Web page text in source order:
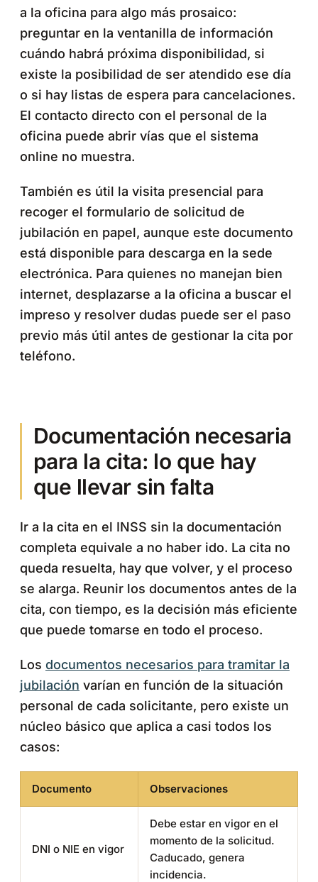
a la oficina para algo más prosaico:
preguntar en la ventanilla de información
cuándo habrá próxima disponibilidad, si
existe la posibilidad de ser atendido ese día
o si hay listas de espera para cancelaciones.
El contacto directo con el personal de la
oficina puede abrir vías que el sistema
online no muestra.
También es útil la visita presencial para
recoger el formulario de solicitud de
jubilación en papel, aunque este documento
está disponible para descarga en la sede
electrónica. Para quienes no manejan bien
internet, desplazarse a la oficina a buscar el
impreso y resolver dudas puede ser el paso
previo más útil antes de gestionar la cita por
teléfono.
Documentación necesaria
para la cita: lo que hay
que llevar sin falta
Ir a la cita en el INSS sin la documentación
completa equivale a no haber ido. La cita no
queda resuelta, hay que volver, y el proceso
se alarga. Reunir los documentos antes de la
cita, con tiempo, es la decisión más eficiente
que puede tomarse en todo el proceso.
Los documentos necesarios para tramitar la
jubilación varían en función de la situación
personal de cada solicitante, pero existe un
núcleo básico que aplica a casi todos los
casos:
Documento Observaciones
DNI o NIE en vigor
Debe estar en vigor en el
momento de la solicitud.
Caducado, genera
incidencia.